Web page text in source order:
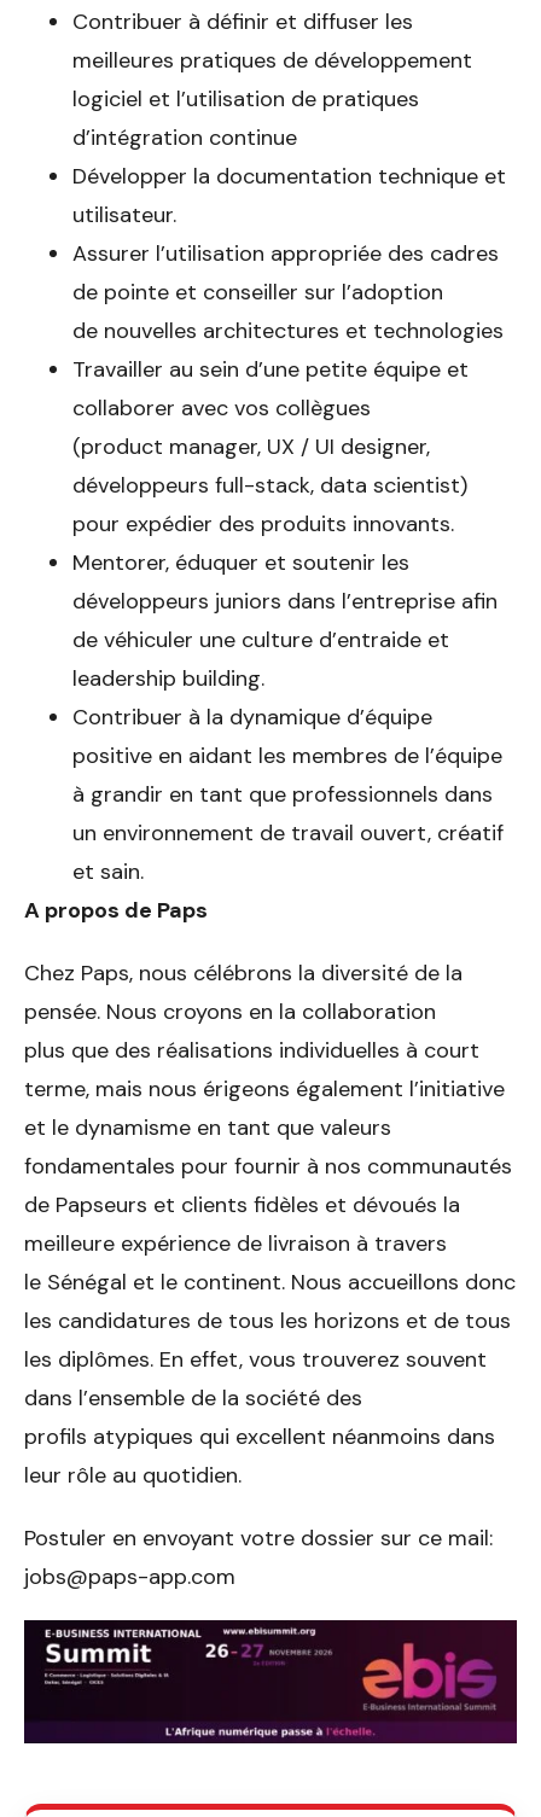
Contribuer à définir et diffuser les
meilleures pratiques de développement
logiciel et l’utilisation de pratiques
d’intégration continue
Développer la documentation technique et
utilisateur.
Assurer l’utilisation appropriée des cadres
de pointe et conseiller sur l’adoption
de nouvelles architectures et technologies
Travailler au sein d’une petite équipe et
collaborer avec vos collègues
(product manager, UX / UI designer,
développeurs full-stack, data scientist)
pour expédier des produits innovants.
Mentorer, éduquer et soutenir les
développeurs juniors dans l’entreprise afin
de véhiculer une culture d’entraide et
leadership building.
Contribuer à la dynamique d’équipe
positive en aidant les membres de l’équipe
à grandir en tant que professionnels dans
un environnement de travail ouvert, créatif
et sain.
A propos de Paps
Chez Paps, nous célébrons la diversité de la
pensée. Nous croyons en la collaboration
plus que des réalisations individuelles à court
terme, mais nous érigeons également l’initiative
et le dynamisme en tant que valeurs
fondamentales pour fournir à nos communautés
de Papseurs et clients fidèles et dévoués la
meilleure expérience de livraison à travers
le Sénégal et le continent. Nous accueillons donc
les candidatures de tous les horizons et de tous
les diplômes. En effet, vous trouverez souvent
dans l’ensemble de la société des
profils atypiques qui excellent néanmoins dans
leur rôle au quotidien.
Postuler en envoyant votre dossier sur ce mail:
jobs@paps-app.com